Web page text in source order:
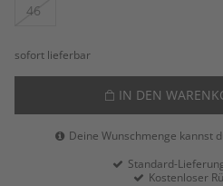
46
sofort lieferbar
IN DEN
Deine Wunschmenge kannst
Standard-
Kostenloser